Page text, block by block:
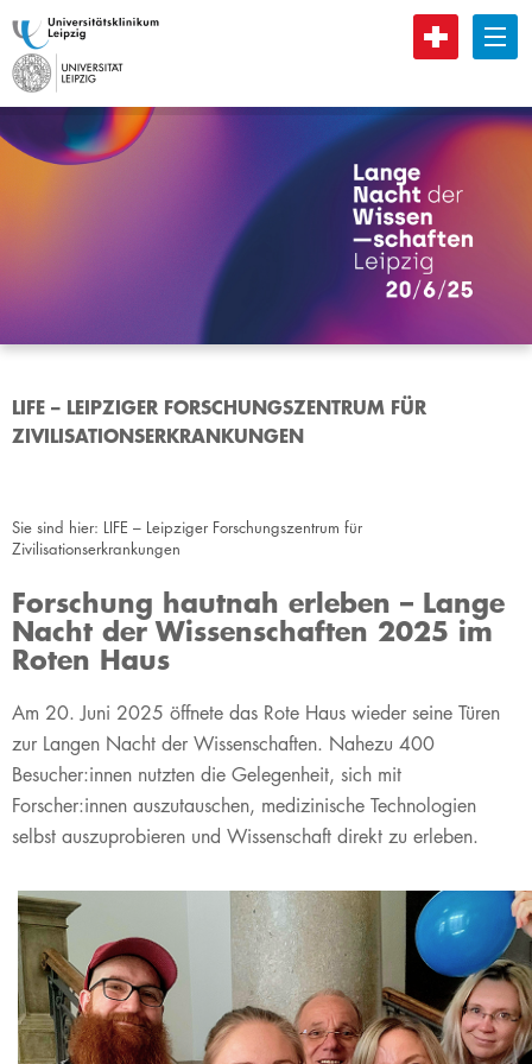
B
LIFE – LEIPZIGER FORSCHUNGSZENTRUM FÜR
ZIVILISATIONSERKRANKUNGEN
Sie sind hier: LIFE – Leipziger Forschungszentrum für
Zivilisationserkrankungen
Forschung hautnah erleben – Lange
Nacht der Wissenschaften 2025 im
Roten Haus
​Am 20. Juni 2025 öffnete das Rote Haus wieder seine Türen
zur Langen Nacht der Wissenschaften. Nahezu 400
Besucher:innen nutzten die Gelegenheit, sich mit
Forscher:innen auszutauschen, medizinische Technologien
selbst auszuprobieren und Wissenschaft direkt zu erleben.